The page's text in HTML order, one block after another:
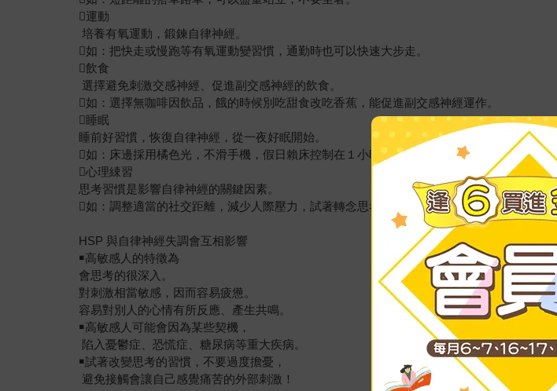
運動
培養有氧運動，鍛鍊自律神經。
如：把快走或慢跑等有氧運動變習慣，通勤時也可以快速大步走。
飲食
選擇避免刺激交感神經、促進副交感神經的飲食。
如：選擇無咖啡因飲品，餓的時候別吃甜食改吃香蕉，能促進副交感神經運作。
睡眠
睡前好習慣，恢復自律神經，從一夜好眠開始。
如：床邊採用橘色光，不滑手機，假日賴床控制在１小時內。
心理綀習
思考習慣是影響自律神經的關鍵因素。
如：調整適當的社交距離，減少人際壓力，試著轉念思考！
HSP 與自律神經失調會互相影響
￭高敏感人的特徵為
會思考的很深入。
對刺激相當敏感，因而容易疲憊。
容易對別人的心情有所反應、產生共鳴。
￭高敏感人可能會因為某些契機，
陷入憂鬱症、恐慌症、糖尿病等重大疾病。
￭試著改變思考的習慣，不要過度擔憂，
避免接觸會讓自己感覺痛苦的外部刺激！